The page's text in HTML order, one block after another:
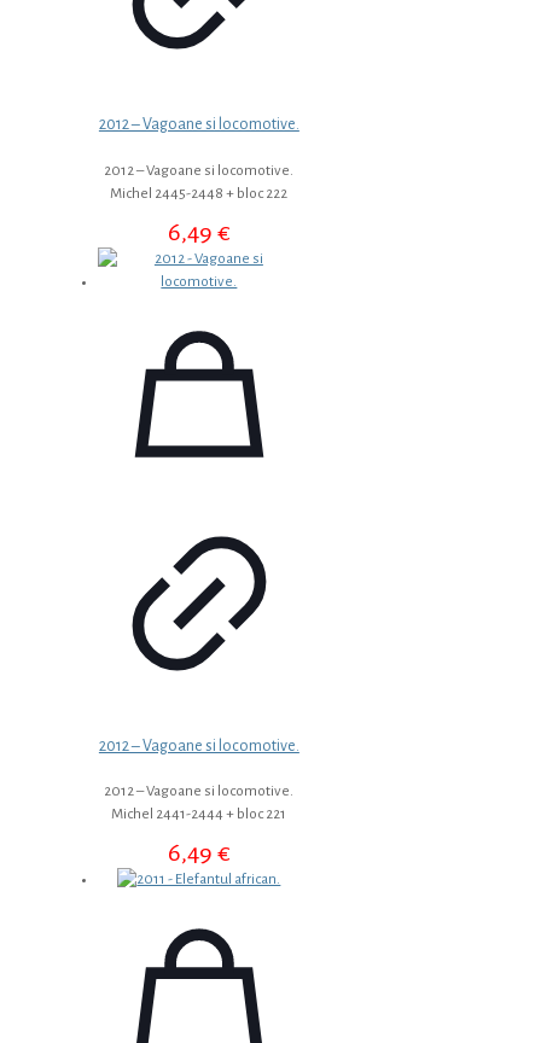
2012 – Vagoane si locomotive.
2012 – Vagoane si locomotive.
Michel 2445-2448 + bloc 222
6,49 €
2012 – Vagoane si locomotive.
2012 – Vagoane si locomotive.
Michel 2441-2444 + bloc 221
6,49 €